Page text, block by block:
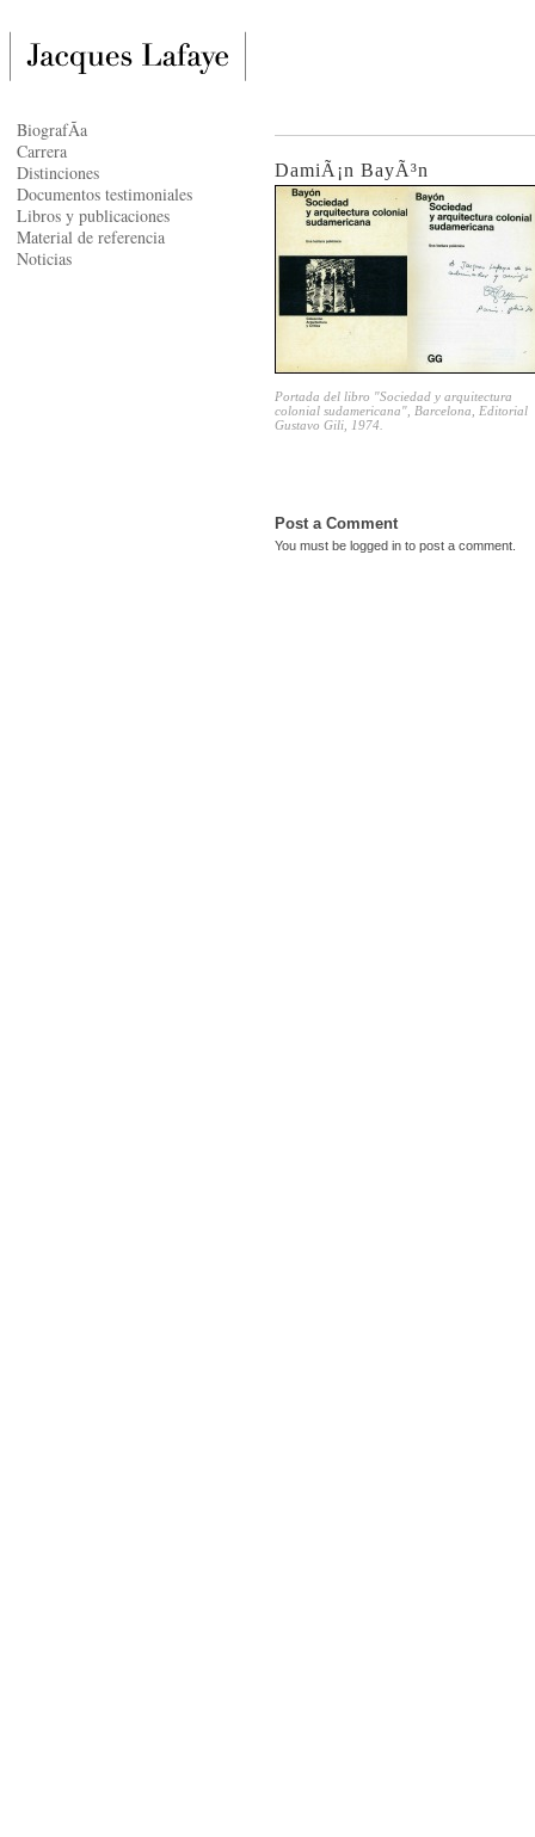
DamiÃ¡n BayÃ³n
Portada del libro "Sociedad y arquitectura
colonial sudamericana", Barcelona, Editorial
Gustavo Gili, 1974.
Post a Comment
You must be logged in to post a comment.
BiografÃ­a
Carrera
Distinciones
Documentos testimoniales
Libros y publicaciones
Material de referencia
Noticias